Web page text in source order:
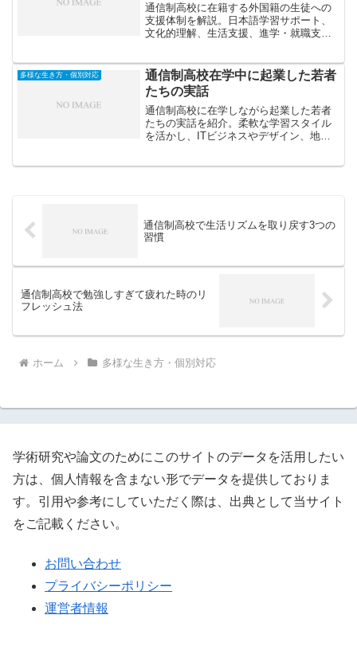
通信制高校に在籍する外国籍の生徒への
支援体制を解説。日本語学習サポート、
文化的理解、生活支援、進学・就職支援
多様な生き方・個別対応
通信制高校在学中に起業した若者
たちの実話
通信制高校に在学しながら起業した若者
たちの実話を紹介。柔軟な学習スタイル
を活かし、ITビジネスやデザイン、地方
通信制高校で生活リズムを取り戻す3つの
習慣
通信制高校で勉強しすぎて疲れた時のリ
フレッシュ法
ホーム 多様な生き方・個別対応
学術研究や論文のためにこのサイトのデータを活用したい
方は、個人情報を含まない形でデータを提供しておりま
す。引用や参考にしていただく際は、出典として当サイト
をご記載ください。
お問い合わせ
プライバシーポリシー
運営者情報